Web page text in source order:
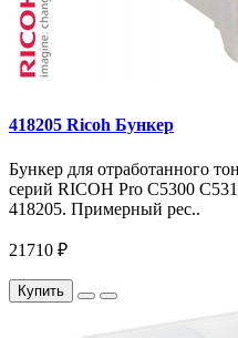
418205 Ricoh Бункер
Бункер для отработанного
серий RICOH Pro C5300
418205. Примерный рес..
21710 ₽
Купить